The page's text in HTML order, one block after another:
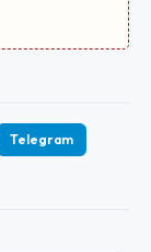
Telegram